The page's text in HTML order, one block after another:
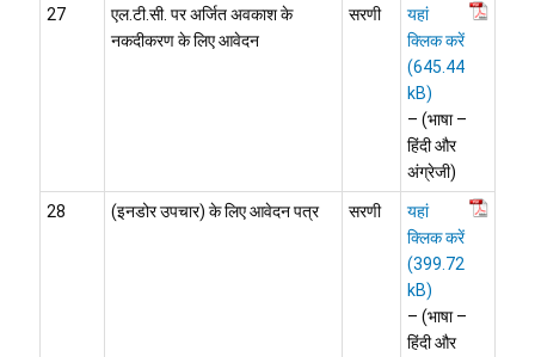
27
एल.टी.सी. पर अर्जित अवकाश के
नकदीकरण के लिए आवेदन
सरणी
यहां
क्लिक करें
– (भाषा –
हिंदी और
अंग्रेजी)
28 (इनडोर उपचार) के लिए आवेदन पत्र सरणी
यहां
क्लिक करें
– (भाषा –
हिंदी और